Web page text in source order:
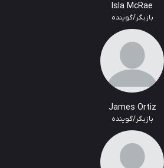
Isla McRae
بازیگر/گوینده
James Ortiz
بازیگر/گوینده